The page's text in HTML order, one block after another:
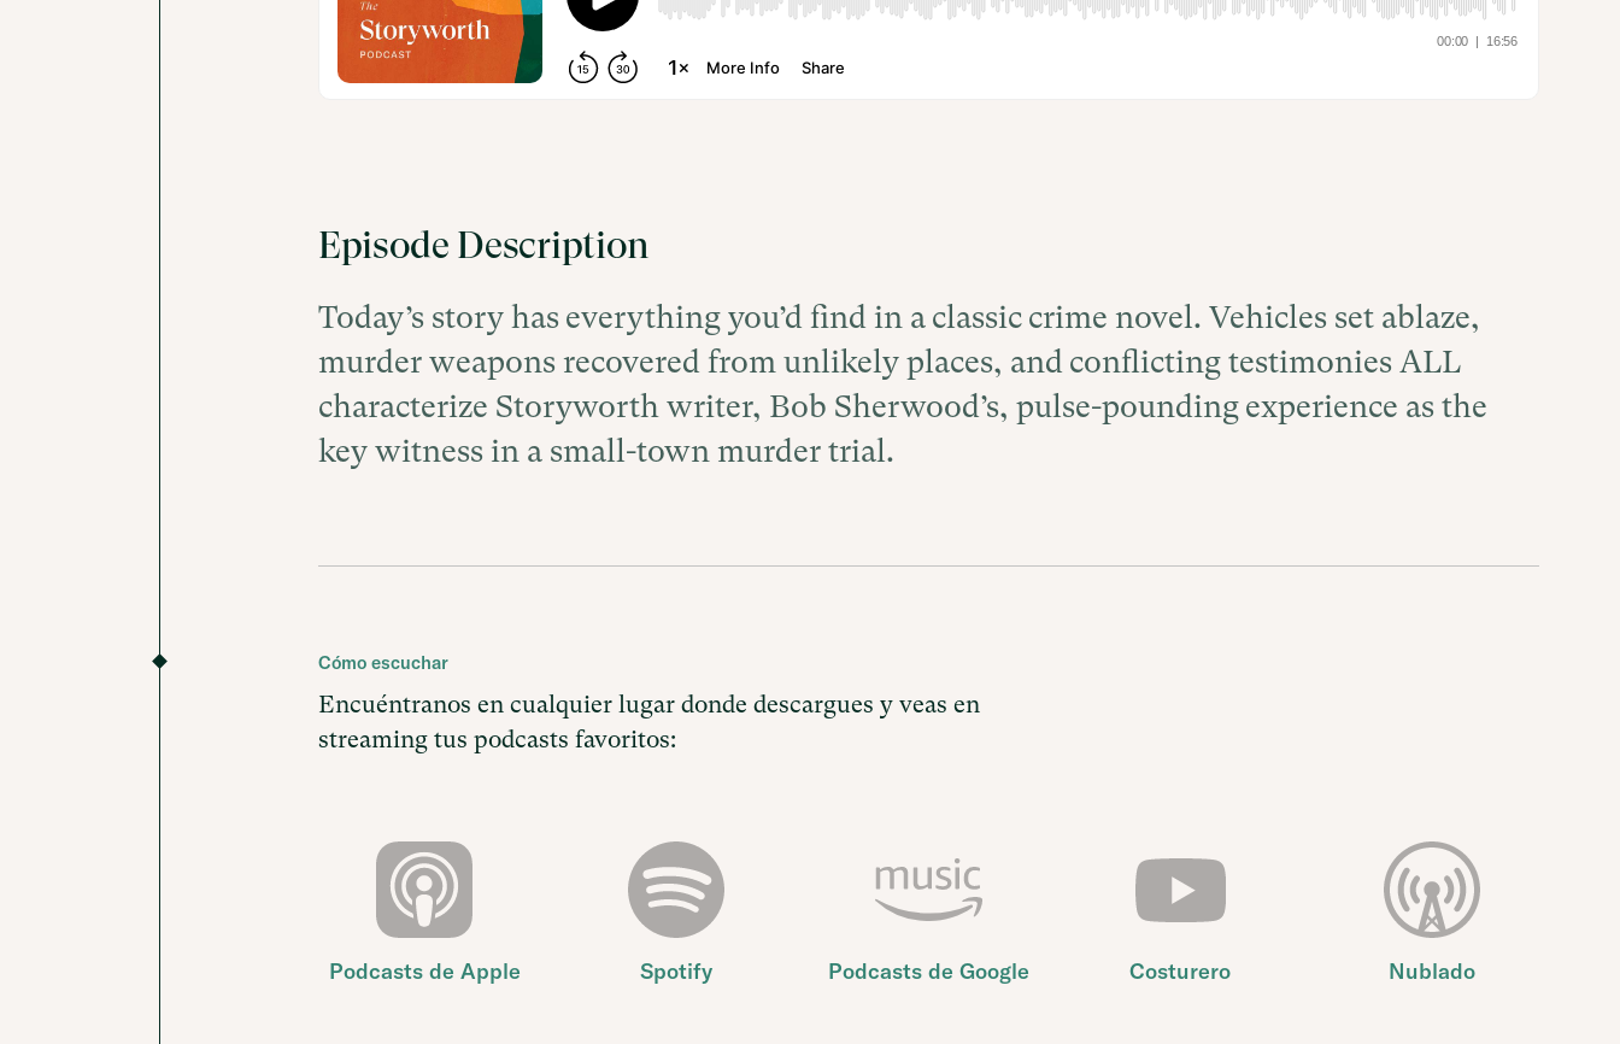
Episode Description
Today’s story has everything you’d find in a classic crime novel. Vehicles set ablaze,
murder weapons recovered from unlikely places, and conflicting testimonies ALL
characterize Storyworth writer, Bob Sherwood’s, pulse-pounding experience as the
key witness in a small-town murder trial.
Cómo escuchar
Encuéntranos en cualquier lugar donde descargues y veas en
streaming tus podcasts favoritos:
Podcasts de Apple Spotify Podcasts de Google Costurero Nublado